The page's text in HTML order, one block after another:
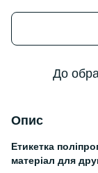
До
Опис
Етикетка
матеріал для